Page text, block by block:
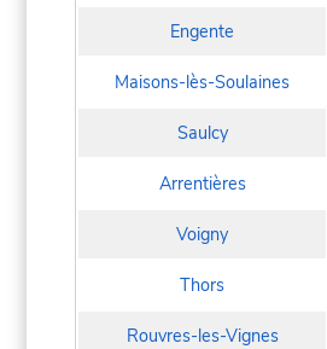
Engente
Maisons-lès-Soulaines
Saulcy
Arrentières
Voigny
Thors
Rouvres-les-Vignes